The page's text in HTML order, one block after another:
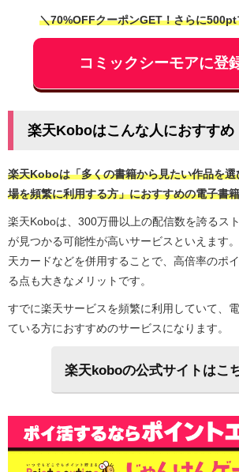
＼70%OFFクーポンGET！さらに
コミックシーモアに登
楽天Koboはこんな人におすすめ
楽天Koboは「多くの書籍から見たい作品を選
場を頻繁に利用する方」におすすめの電子書
楽天Koboは、300万冊以上の配信数を誇るス
が見つかる可能性が高いサービスといえます
天カードなどを併用することで、高倍率のポ
る点も大きなメリットです。
すでに楽天サービスを頻繁に利用していて、
ている方におすすめのサービスになります。
楽天koboの公式サイトはこ